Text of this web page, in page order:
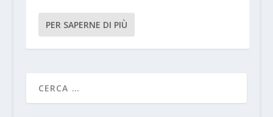
PER SAPERNE DI PIÙ